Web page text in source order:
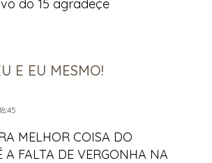
do 15 agradeçe
E EU MESMO!
MELHOR COISA DO
A FALTA DE VERGONHA NA